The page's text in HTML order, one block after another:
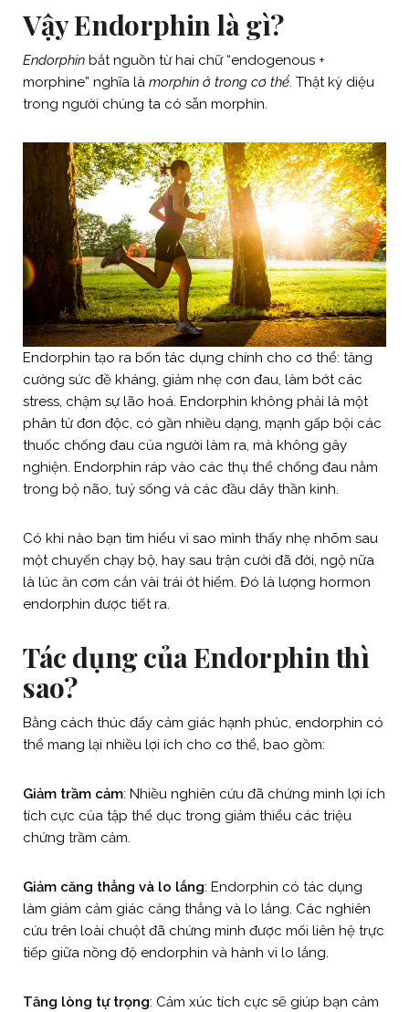
Vậy Endorphin là gì?
Endorphin bắt nguồn từ hai chữ “endogenous +
morphine” nghĩa là morphin ở trong cơ thể. Thật kỳ diệu
trong người chúng ta có sẵn morphin.
Endorphin tạo ra bốn tác dụng chính cho cơ thể: tăng
cường sức đề kháng, giảm nhẹ cơn đau, làm bớt các
stress, chậm sự lão hoá. Endorphin không phải là một
phân tử đơn độc, có gần nhiều dạng, mạnh gấp bội các
thuốc chống đau của người làm ra, mà không gây
nghiện. Endorphin ráp vào các thụ thể chống đau nằm
trong bộ não, tuỷ sống và các đầu dây thần kinh.
Có khi nào bạn tìm hiểu vì sao mình thấy nhẹ nhõm sau
một chuyến chạy bộ, hay sau trận cười đã đời, ngộ nữa
là lúc ăn cơm cắn vài trái ớt hiểm. Đó là lượng hormon
endorphin được tiết ra.
Tác dụng của Endorphin thì
sao?
Bằng cách thúc đẩy cảm giác hạnh phúc, endorphin có
thể mang lại nhiều lợi ích cho cơ thể, bao gồm:
Giảm trầm cảm: Nhiều nghiên cứu đã chứng minh lợi ích
tích cực của tập thể dục trong giảm thiểu các triệu
chứng trầm cảm.
Giảm căng thẳng và lo lắng: Endorphin có tác dụng
làm giảm cảm giác căng thẳng và lo lắng. Các nghiên
cứu trên loài chuột đã chứng minh được mối liên hệ trực
tiếp giữa nồng độ endorphin và hành vi lo lắng.
Tăng lòng tự trọng: Cảm xúc tích cực sẽ giúp bạn cảm